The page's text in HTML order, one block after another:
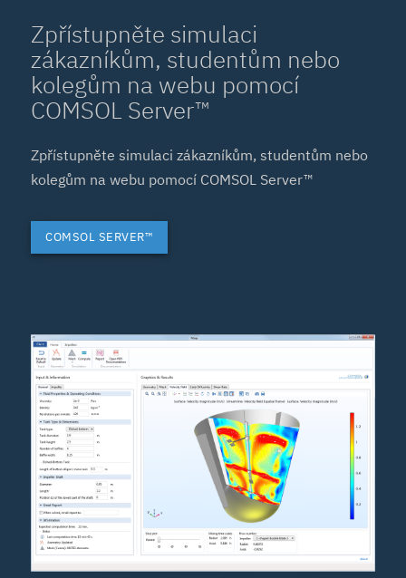
Zpřístupněte simulaci
zákazníkům, studentům nebo
kolegům na webu pomocí
COMSOL Server™
Zpřístupněte simulaci zákazníkům, studentům nebo
kolegům na webu pomocí COMSOL Server™
COMSOL SERVER™